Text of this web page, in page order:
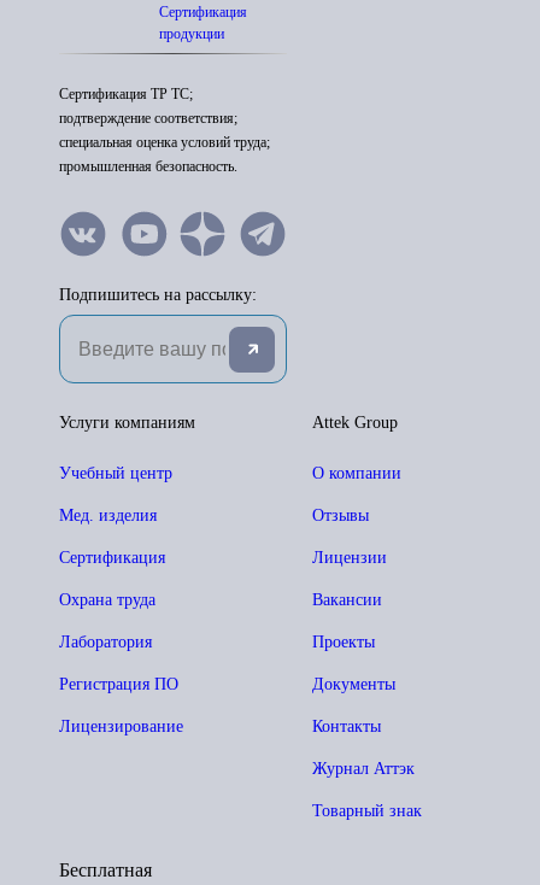
Сертификация
продукции
Сертификация ТР ТС;
подтверждение соответствия;
специальная оценка условий труда;
промышленная безопасность.
Подпишитесь на рассылку:
Attek Group
О компании
Отзывы
Лицензии
Вакансии
Проекты
Документы
Контакты
Журнал Аттэк
Товарный знак
Услуги компаниям
Учебный центр
Мед. изделия
Сертификация
Охрана труда
Лаборатория
Регистрация ПО
Лицензирование
Бесплатная